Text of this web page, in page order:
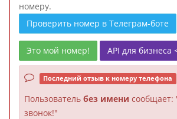
номеру.
Проверить номер в Телеграм-боте
Это мой номер! API для бизнеса
Последний отзыв к номеру телефона
Пользователь без имени сообщает:
звонок!"